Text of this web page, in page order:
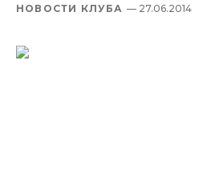
НОВОСТИ КЛУБА — 27.06.2014